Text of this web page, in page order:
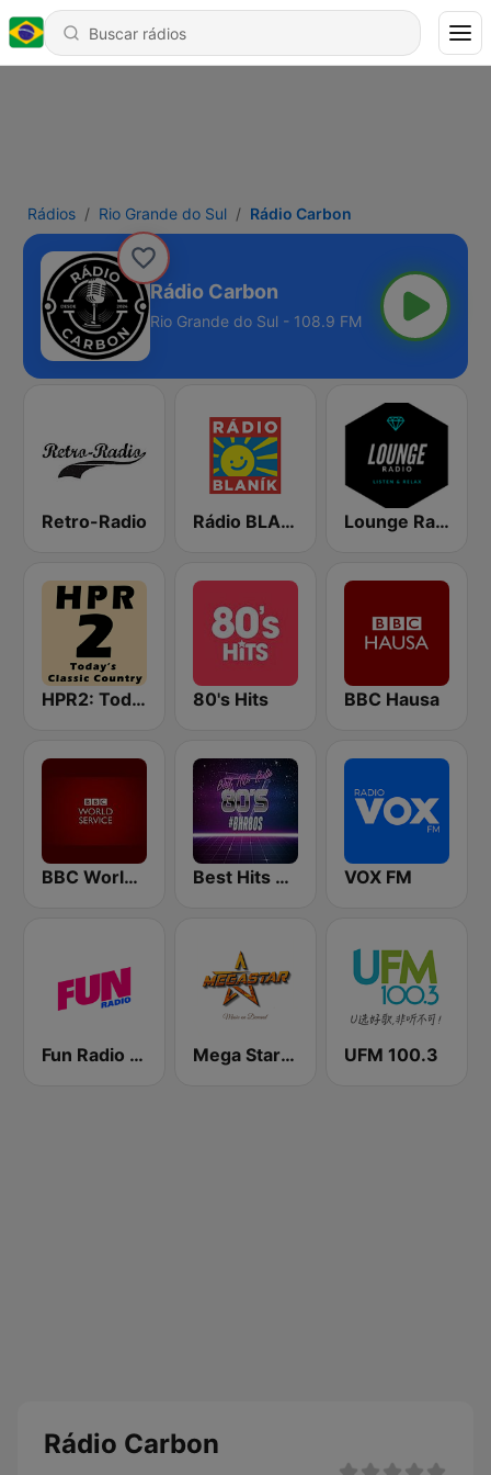
Rádios Rio Grande do Sul Rádio Carbon
Rádio Carbon
Rio Grande do Sul - 108.9 FM
Retro-Radio Rádio BLANÍK Lounge Radio
HPR2: Today's Classic Country 80's Hits BBC Hausa
BBC World Service Best Hits Radio 80's VOX FM
Fun Radio FRANCE Mega Star España UFM 100.3
Rádio Carbon